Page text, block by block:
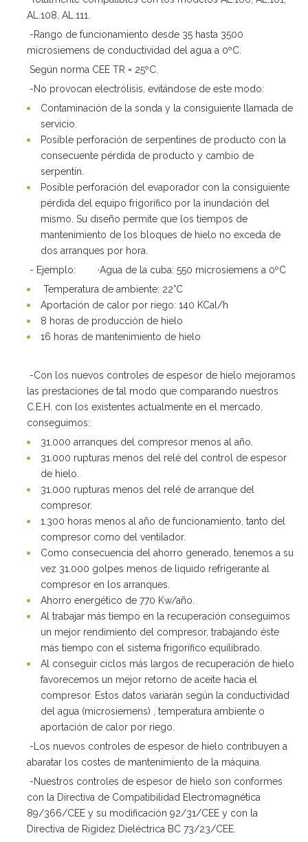
AL.108, AL.111.
-Rango de funcionamiento desde 35 hasta 3500
microsiemens de conductividad del agua a 0ºC.
Según norma CEE TR = 25ºC.
-No provocan electrólisis, evitándose de este modo:
Contaminación de la sonda y la consiguiente llamada de
servicio.
Posible perforación de serpentines de producto con la
consecuente pérdida de producto y cambio de
serpentín.
Posible perforación del evaporador con la consiguiente
pérdida del equipo frigorífico por la inundación del
mismo. Su diseño permite que los tiempos de
mantenimiento de los bloques de hielo no exceda de
dos arranques por hora.
- Ejemplo: ·Agua de la cuba: 550 microsíemens a 0ºC
Temperatura de ambiente: 22°C
Aportación de calor por riego: 140 KCal/h
8 horas de producción de hielo
16 horas de mantenimiento de hielo
-Con los nuevos controles de espesor de hielo mejoramos
las prestaciones de tal modo que comparando nuestros
C.E.H. con los existentes actualmente en el mercado,
conseguimos:
31.000 arranques del compresor menos al año.
31.000 rupturas menos del relé del control de espesor
de hielo.
31.000 rupturas menos del relé de arranque del
compresor.
1.300 horas menos al año de funcionamiento, tanto del
compresor como del ventilador.
Como consecuencia del ahorro generado, tenemos a su
vez 31.000 golpes menos de líquido refrigerante al
compresor en los arranques.
Ahorro energético de 770 Kw/año.
Al trabajar más tiempo en la recuperación conseguimos
un mejor rendimiento del compresor, trabajando éste
más tiempo con el sistema frigorífico equilibrado.
Al conseguir ciclos más largos de recuperación de hielo
favorecemos un mejor retorno de aceite hacia el
compresor. Estos datos variarán según la conductividad
del agua (microsiemens) , temperatura ambiente o
aportación de calor por riego.
-Los nuevos controles de espesor de hielo contribuyen a
abaratar los costes de mantenimiento de la máquina.
-Nuestros controles de espesor de hielo son conformes
con la Directiva de Compatibilidad Electromagnética
89/366/CEE y su modificación 92/31/CEE y con la
Directiva de Rigidez Dieléctrica BC 73/23/CEE.